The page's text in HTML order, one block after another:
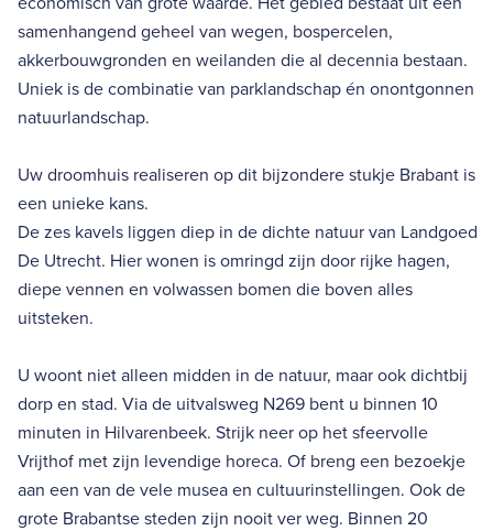
samenhangend geheel van wegen, bospercelen,
akkerbouwgronden en weilanden die al decennia bestaan.
Uniek is de combinatie van parklandschap én onontgonnen
natuurlandschap.
Uw droomhuis realiseren op dit bijzondere stukje Brabant is
een unieke kans.
De zes kavels liggen diep in de dichte natuur van Landgoed
De Utrecht. Hier wonen is omringd zijn door rijke hagen,
diepe vennen en volwassen bomen die boven alles
uitsteken.
U woont niet alleen midden in de natuur, maar ook dichtbij
dorp en stad. Via de uitvalsweg N269 bent u binnen 10
minuten in Hilvarenbeek. Strijk neer op het sfeervolle
Vrijthof met zijn levendige horeca. Of breng een bezoekje
aan een van de vele musea en cultuurinstellingen. Ook de
grote Brabantse steden zijn nooit ver weg. Binnen 20